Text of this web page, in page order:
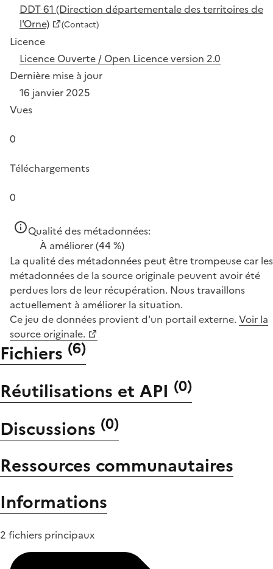
DDT 61 (Direction départementale des territoires de
l'Orne)
(Contact)
Licence
Licence Ouverte / Open Licence version 2.0
Dernière mise à jour
16 janvier 2025
Vues
0
Téléchargements
0
Qualité des métadonnées:
À améliorer(44 %)
La qualité des métadonnées peut être trompeuse car les
métadonnées de la source originale peuvent avoir été
perdues lors de leur récupération. Nous travaillons
actuellement à améliorer la situation.
Ce jeu de données provient d'un portail externe. Voir la
source originale.
Fichiers (6)
Réutilisations et API (0)
Discussions (0)
Ressources communautaires
Informations
2 fichiers principaux